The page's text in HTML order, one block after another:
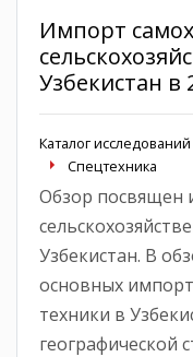
Импорт
Узбекистан в
Каталог
Спецтехника
Обзор посвящен
Узбекистан. В
основных
техники в
географической